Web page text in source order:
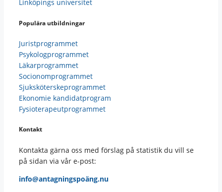
Linköpings universitet
Populära utbildningar
Juristprogrammet
Psykologprogrammet
Läkarprogrammet
Socionomprogrammet
Sjuksköterskeprogrammet
Ekonomie kandidatprogram
Fysioterapeutprogrammet
Kontakt
Kontakta gärna oss med förslag på statistik du vill se
på sidan via vår e-post:
info@antagningspoäng.nu